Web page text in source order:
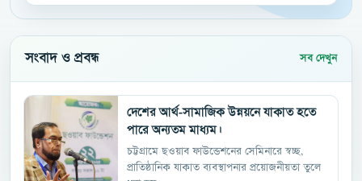
সংবাদ ও প্রবন্ধ সব দেখুন
দেশের আর্থ-সামাজিক উন্নয়নে যাকাত হতে
পারে অন্যতম মাধ্যম।
চট্টগ্রামে ছওয়াব ফাউন্ডেশনের সেমিনারে স্বচ্ছ,
প্রাতিষ্ঠানিক যাকাত ব্যবস্থাপনার প্রয়োজনীয়তা তুলে